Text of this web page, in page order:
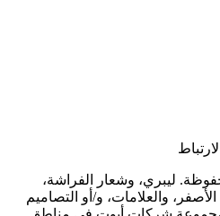
محفوظة. ليبري، وشعار الفراشة،
والعلامات، و/أو التصاميم